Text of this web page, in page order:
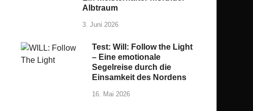
Albtraum
3. Juni 2026
Test: Will: Follow the Light
– Eine emotionale
Segelreise durch die
Einsamkeit des Nordens
16. Mai 2026